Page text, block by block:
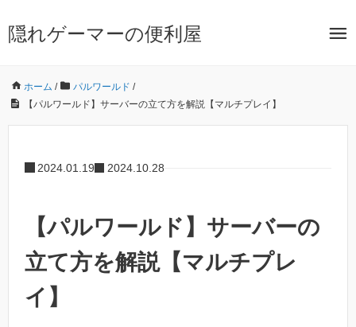
隠れゲーマーの便利屋
ホーム / パルワールド /
【パルワールド】サーバーの立て方を解説【マルチプレイ】
2024.01.19 2024.10.28
【パルワールド】サーバーの
立て方を解説【マルチプレ
イ】